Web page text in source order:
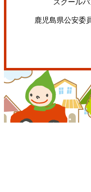
スクールバ
鹿児島県公安